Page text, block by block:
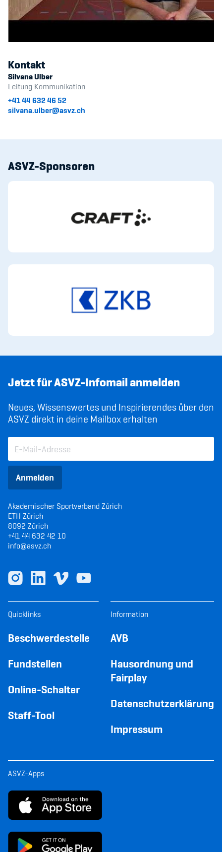
Kontakt
Silvana Ulber
Leitung Kommunikation
+41 44 632 46 52
silvana.ulber@asvz.ch
ASVZ-Sponsoren
Jetzt für ASVZ-Infomail anmelden
Neues, Wissenswertes und Inspirierendes über den
ASVZ direkt in deine Mailbox erhalten
Anmelden
Akademischer Sportverband Zürich
ETH Zürich
8092 Zürich
+41 44 632 42 10
info@asvz.ch
Quicklinks
Beschwerdestelle
Fundstellen
Online-Schalter
Staff-Tool
Information
AVB
Hausordnung und
Fairplay
Datenschutzerklärung
Impressum
ASVZ-Apps